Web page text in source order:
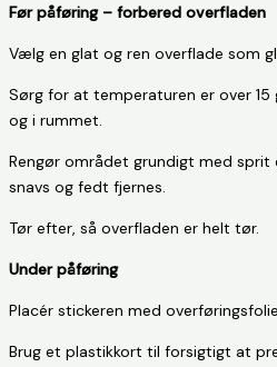
Før påføring – forbered overfladen
Vælg en glat og ren overflade som
Sørg for at temperaturen er over
og i rummet.
Rengør området grundigt med sprit
snavs og fedt fjernes.
Tør efter, så overfladen er helt tør.
Under påføring
Placér stickeren med
Brug et plastikkort til forsigtigt at